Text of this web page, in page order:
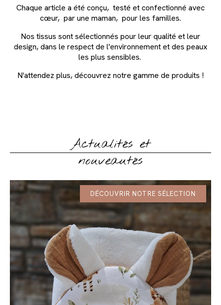
Chaque article a été conçu, testé et confectionné avec
cœur, par une maman, pour les familles.
Nos tissus sont sélectionnés pour leur qualité et leur
design, dans le respect de l'environnement et des peaux
les plus sensibles.
N'attendez plus, découvrez notre gamme de produits !
Actualités et
nouveautés
DÉCOUVRIR NOTRE SÉLECTION